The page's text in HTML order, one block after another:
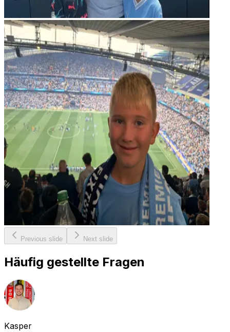
Previous slide Next slide
Häufig gestellte Fragen
Kasper